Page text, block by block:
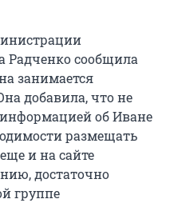
Радченко сообщила
занимается
добавила, что не
об Иване
размещать
и на сайте
достаточно
группе